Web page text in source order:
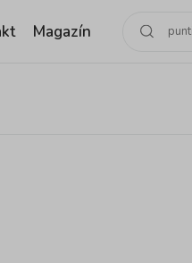
Magazín